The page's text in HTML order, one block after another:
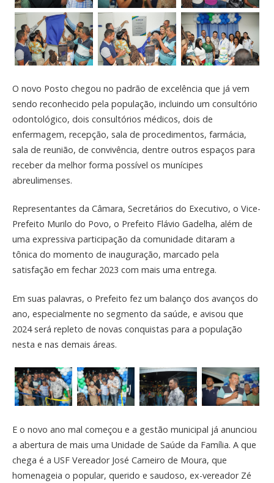
O novo Posto chegou no padrão de excelência que já vem
sendo reconhecido pela população, incluindo um consultório
odontológico, dois consultórios médicos, dois de
enfermagem, recepção, sala de procedimentos, farmácia,
sala de reunião, de convivência, dentre outros espaços para
receber da melhor forma possível os munícipes
abreulimenses.
Representantes da Câmara, Secretários do Executivo, o Vice-
Prefeito Murilo do Povo, o Prefeito Flávio Gadelha, além de
uma expressiva participação da comunidade ditaram a
tônica do momento de inauguração, marcado pela
satisfação em fechar 2023 com mais uma entrega.
Em suas palavras, o Prefeito fez um balanço dos avanços do
ano, especialmente no segmento da saúde, e avisou que
2024 será repleto de novas conquistas para a população
nesta e nas demais áreas.
E o novo ano mal começou e a gestão municipal já anunciou
a abertura de mais uma Unidade de Saúde da Família. A que
chega é a USF Vereador José Carneiro de Moura, que
homenageia o popular, querido e saudoso, ex-vereador Zé